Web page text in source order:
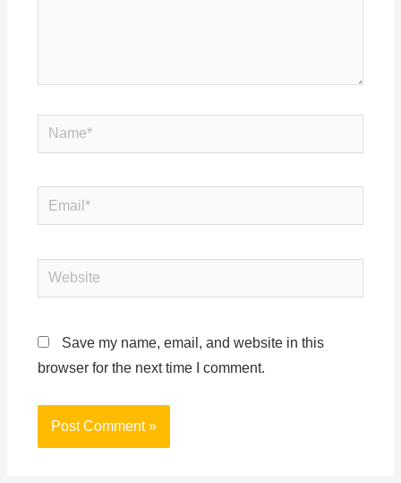
Save my name, email, and website in this
browser for the next time I comment.